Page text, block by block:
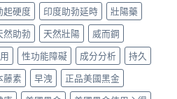
起硬度 印度助勃延時
壯陽藥
然助勃 天然壯陽
威而鋼
性功能障礙 成分分析
持久
藤素 早洩
正品美國黑金